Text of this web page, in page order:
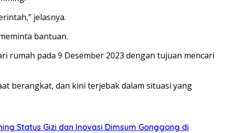
jelasnya.
bantuan.
rumah pada 9 Desember 2023 dengan tujuan mencari
berangkat, dan kini terjebak dalam situasi yang
Status Gizi dan Inovasi Dimsum Gonggong di